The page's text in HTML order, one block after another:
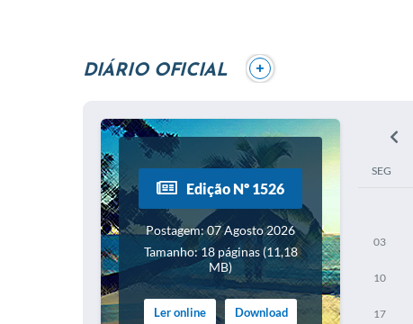
DIÁRIO OFICIAL +
Edição Nº 1526
Postagem: 07 Agosto 2026
Tamanho: 18 páginas (11,18
MB)
Ler online Download
SEG
03
10
17